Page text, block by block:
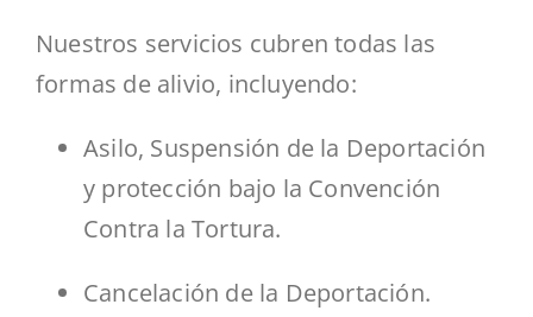
Nuestros servicios cubren todas las
formas de alivio, incluyendo:
Asilo, Suspensión de la Deportación
y protección bajo la Convención
Contra la Tortura.
Cancelación de la Deportación.